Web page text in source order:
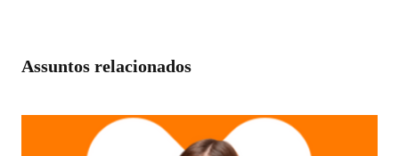
Assuntos relacionados